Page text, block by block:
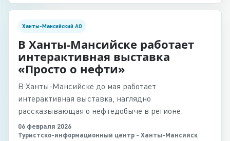
Ханты-Мансийский АО
В Ханты-Мансийске работает
интерактивная выставка
«Просто о нефти»
В Ханты-Мансийске до мая работает
интерактивная выставка, наглядно
рассказывающая о нефтедобыче в регионе.
06 февраля 2026
Туристско-информационный центр - Ханты-Мансийск